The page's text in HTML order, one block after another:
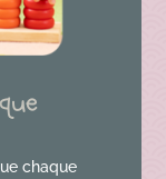
chaque